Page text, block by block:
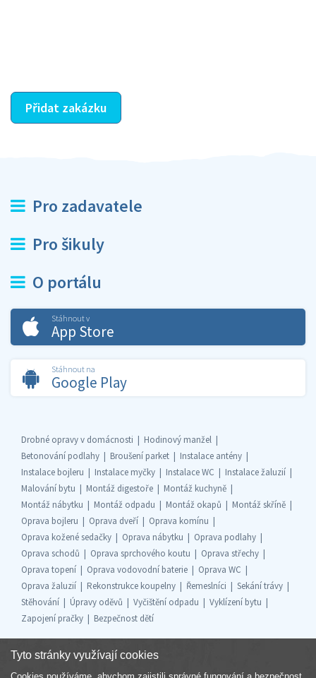
Přidat zakázku
Pro zadavatele
Pro šikuly
O portálu
Stáhnout v
App Store
Stáhnout na
Google Play
Drobné opravy v domácnosti
Hodinový manžel
Betonování podlahy
Broušení parket
Instalace antény
Instalace bojleru
Instalace myčky Instalace WC
Instalace žaluzií
Malování bytu
Montáž digestoře
Montáž kuchyně
Montáž nábytku
Montáž odpadu Montáž okapů
Montáž skříně
Oprava bojleru
Oprava dveří
Oprava komínu
Oprava kožené sedačky
Oprava nábytku
Oprava podlahy
Oprava schodů
Oprava sprchového koutu
Oprava střechy
Oprava topení
Oprava vodovodní baterie
Oprava WC
Oprava žaluzií
Rekonstrukce koupelny Řemeslníci
Sekání trávy
Stěhování
Úpravy oděvů Vyčištění odpadu
Vyklízení bytu
Zapojení pračky
Bezpečnost dětí
Tyto stránky využívají cookies